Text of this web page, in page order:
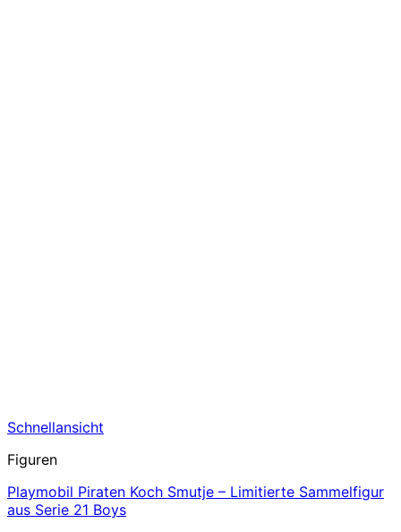
Schnellansicht
Figuren
Playmobil Piraten Koch Smutje – Limitierte Sammelfigur
aus Serie 21 Boys